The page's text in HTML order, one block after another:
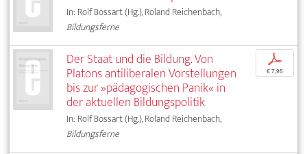
In: Rolf Bossart (Hg.), Roland Reichenbach,
Bildungsferne
Der Staat und die Bildung. Von
Platons antiliberalen Vorstellungen
bis zur »pädagogischen Panik« in
der aktuellen Bildungspolitik
In: Rolf Bossart (Hg.), Roland Reichenbach,
Bildungsferne
p
€ 7,95